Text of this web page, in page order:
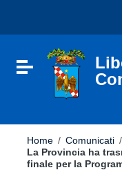
sito
include
Vai al footer
Attiva / disattiva la
Home / Comunicati /
La Provincia ha
finale per la